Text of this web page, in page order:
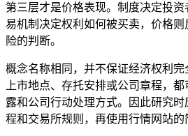
第三层才是价格表现。制度决定投
易机制决定权利如何被买卖，价格
险的判断。
概念名称相同，并不保证经济权利完
上市地点、存托安排或公司章程，
露和公司行动处理方式。因此研究
程和交易所规则，再使用行情网站的